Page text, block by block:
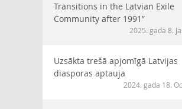
Transitions in the Latvian Exile
Community after 1991”
2025. gada 8.
Uzsākta trešā apjomīgā Latvijas
diasporas aptauja
2024. gada 18.